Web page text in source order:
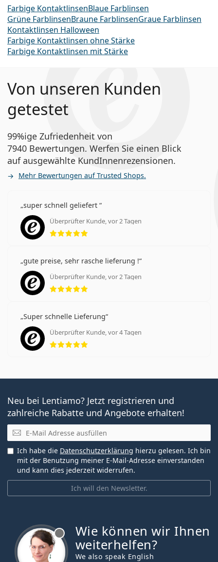
Farbige KontaktlinsenBlaue Farblinsen
Grüne FarblinsenBraune FarblinsenGraue Farblinsen
Kontaktlinsen Halloween
Farbige Kontaktlinsen ohne Stärke
Farbige Kontaktlinsen mit Stärke
Von unseren Kunden
getestet
99%ige Zufriedenheit von
7940 Bewertungen. Werfen Sie einen Blick
auf ausgewählte KundInnenrezensionen.
Mehr Bewertungen auf Trusted Shops.
super schnell geliefert
Überprüfter Kunde, vor 2 Tagen
Bewertung 5 aus 5
gute preise, sehr rasche lieferung !
Überprüfter Kunde, vor 2 Tagen
Bewertung 5 aus 5
Super schnelle Lieferung
Überprüfter Kunde, vor 4 Tagen
Bewertung 5 aus 5
Neu bei Lentiamo? Jetzt registrieren und
zahlreiche Rabatte und Angebote erhalten!
E-Mail
Ich will den Newsletter.
Ich habe die Datenschutzerklärung hierzu gelesen. Ich bin
mit der Benutzung meiner E-Mail-Adresse einverstanden
und kann dies jederzeit widerrufen.
Wie können wir Ihnen
weiterhelfen?
We also speak English